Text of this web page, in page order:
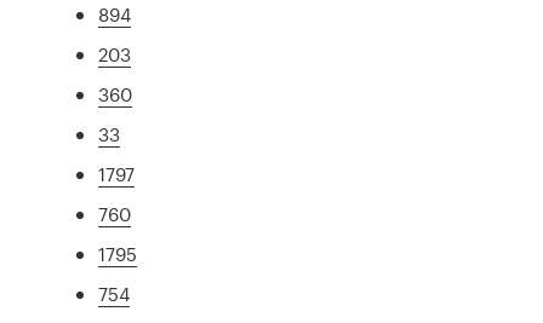
894
203
360
33
1797
760
1795
754